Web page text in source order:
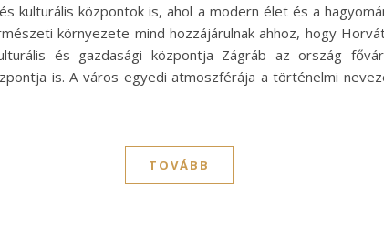
kulturális központok is, ahol a modern élet és a
környezete mind hozzájárulnak ahhoz, hogy
és gazdasági központja Zágráb az ország
is. A város egyedi atmoszférája a történelmi
TOVÁBB